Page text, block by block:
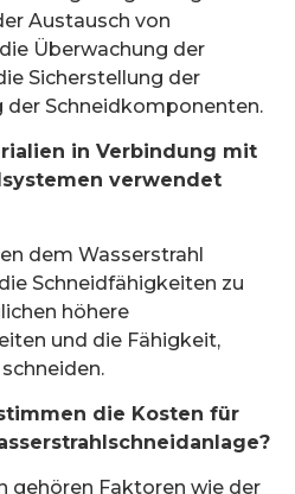
Austausch von
Überwachung der
Sicherstellung der
Schneidkomponenten.
in Verbindung mit
verwendet
dem Wasserstrahl
Schneidfähigkeiten zu
höhere
und die Fähigkeit,
die Kosten für
gehören Faktoren wie der